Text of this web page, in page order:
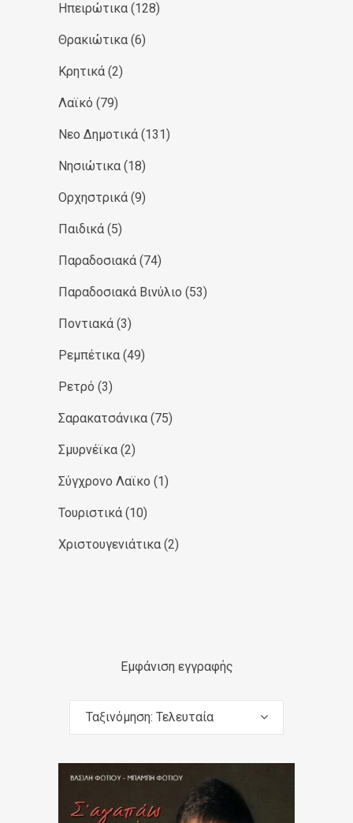
Ηπειρώτικα (128)
Θρακιώτικα (6)
Κρητικά (2)
Λαϊκό (79)
Νεο Δημοτικά (131)
Νησιώτικα (18)
Ορχηστρικά (9)
Παιδικά (5)
Παραδοσιακά (74)
Παραδοσιακά Βινύλιο (53)
Ποντιακά (3)
Ρεμπέτικα (49)
Ρετρό (3)
Σαρακατσάνικα (75)
Σμυρνέϊκα (2)
Σύγχρονο Λαϊκο (1)
Τουριστικά (10)
Χριστουγενιάτικα (2)
Εμφάνιση εγγραφής
Ταξινόμηση: Τελευταία